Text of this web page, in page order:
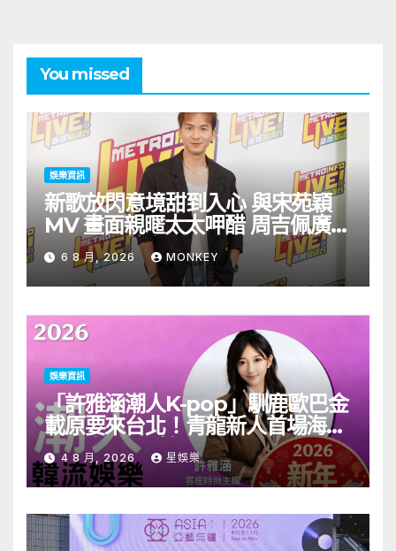
You missed
娛樂資訊
新歌放閃意境甜到入心 與宋苑穎
MV 畫面親暱太太呷醋 周吉佩廣州
一日三場熱血 Busking
6 8 月, 2026 MONKEY
娛樂資訊
「許雅涵潮人K-pop」馴鹿歐巴金
載原要來台北！青龍新人首場海外
見面會8/9開搶
4 8 月, 2026 星娛樂